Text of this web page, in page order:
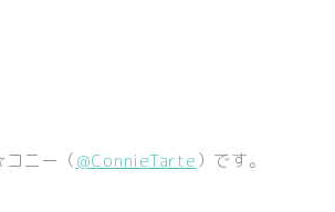
ニー（@ConnieTarte）です。